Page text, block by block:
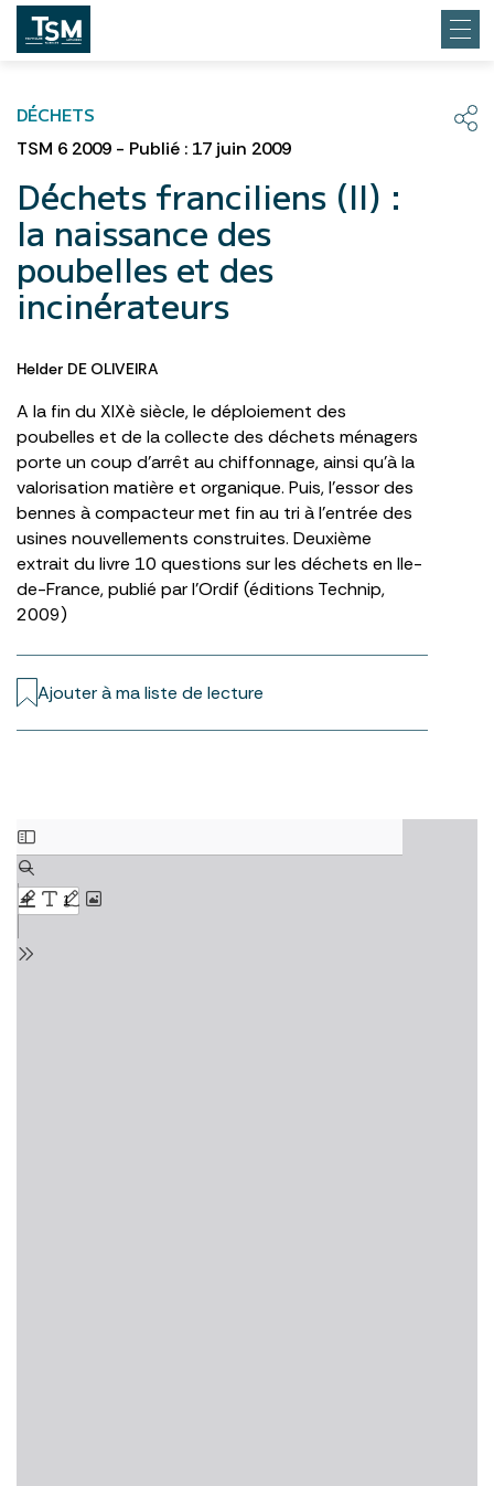
DÉCHETS
TSM 6 2009 - Publié : 17 juin 2009
Déchets franciliens (II) :
la naissance des
poubelles et des
incinérateurs
Helder DE OLIVEIRA
A la fin du XIXè siècle, le déploiement des
poubelles et de la collecte des déchets ménagers
porte un coup d’arrêt au chiffonnage, ainsi qu’à la
valorisation matière et organique. Puis, l’essor des
bennes à compacteur met fin au tri à l’entrée des
usines nouvellements construites. Deuxième
extrait du livre 10 questions sur les déchets en Ile-
de-France, publié par l’Ordif (éditions Technip,
2009)
Ajouter à ma liste de lecture